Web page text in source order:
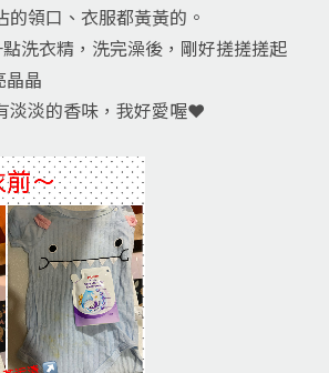
的領口、衣服都黃黃的。
洗衣精，洗完澡後，剛好搓搓搓起
晶晶
淡淡的香味，我好愛喔❤️